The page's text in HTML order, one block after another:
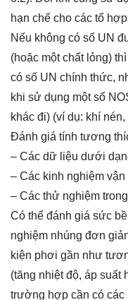
hạn chế cho các tổ
Nếu không có số UN
(hoặc một chất lỏng)
có số UN chính thức,
khi sử dụng một số
khác đi) (ví dụ: khí
Đánh giá tính tương
– Các dữ liệu dưới
– Các kinh nghiệm vận
– Các thử nghiệm
Có thể đánh giá sức
nghiệm nhúng đơn
kiện phơi gần như
(tăng nhiệt độ, áp suất
trường hợp cần có